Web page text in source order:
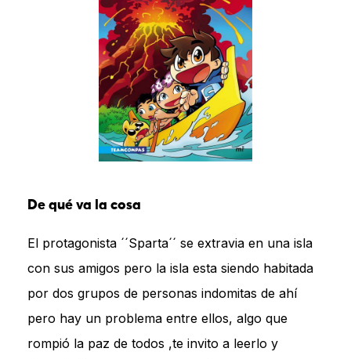
De qué va la cosa
El protagonista ´´Sparta´´ se extravia en una isla
con sus amigos pero la isla esta siendo habitada
por dos grupos de personas indomitas de ahí
pero hay un problema entre ellos, algo que
rompió la paz de todos ,te invito a leerlo y